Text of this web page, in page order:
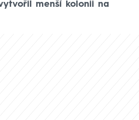
menší kolonii na